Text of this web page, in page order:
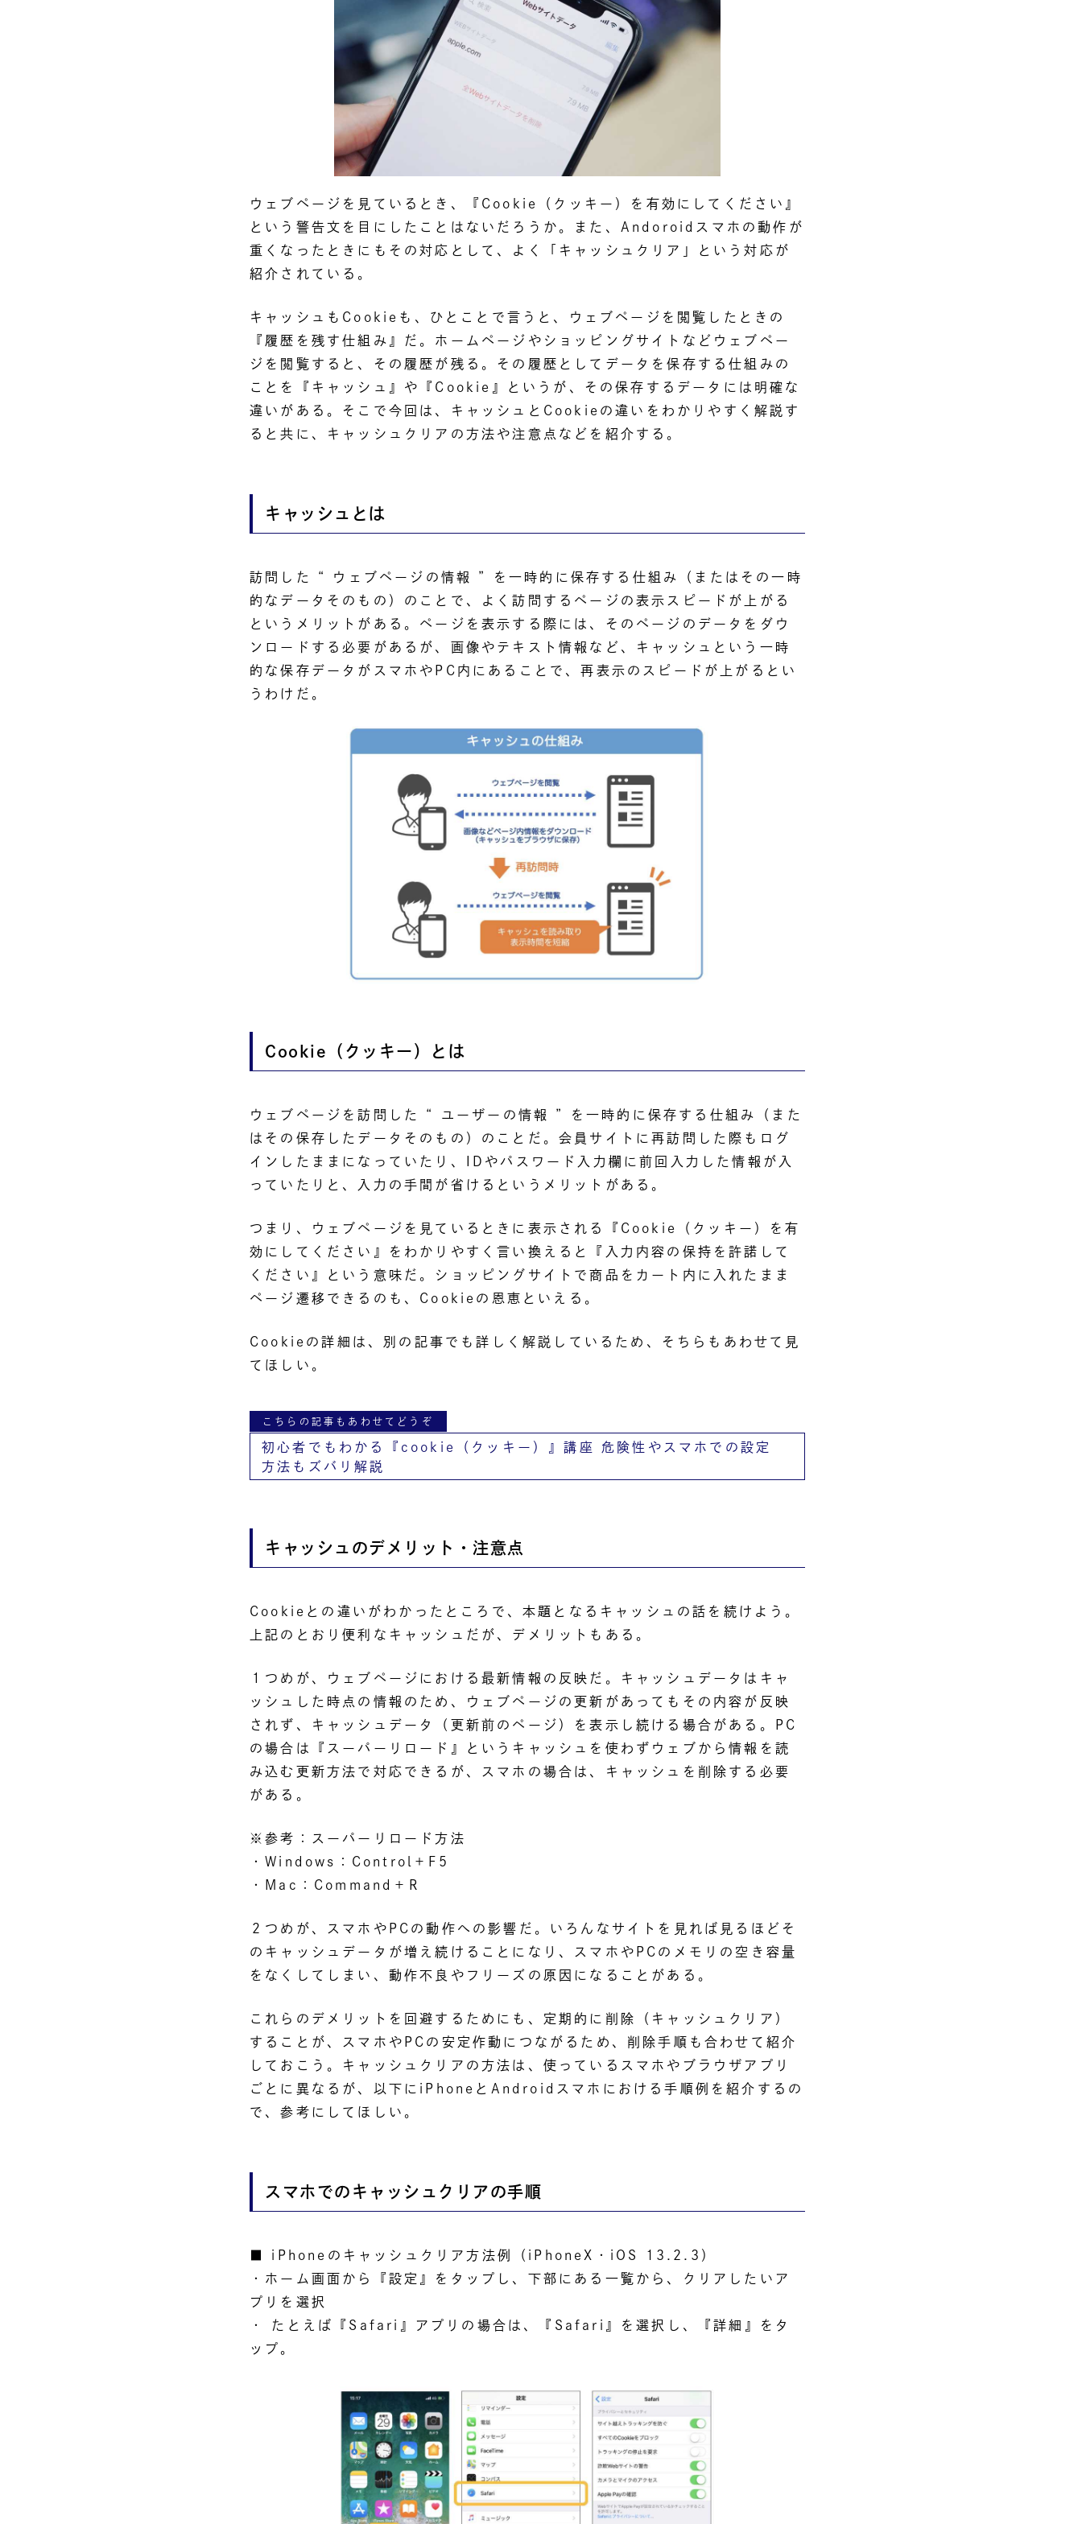
ウェブページを見ているとき、『Cookie（クッキー）を有効にしてください』
という警告文を目にしたことはないだろうか。また、Andoroidスマホの動作が
重くなったときにもその対応として、よく「キャッシュクリア」という対応が
紹介されている。
キャッシュもCookieも、ひとことで言うと、ウェブページを閲覧したときの
『履歴を残す仕組み』だ。ホームページやショッピングサイトなどウェブペー
ジを閲覧すると、その履歴が残る。その履歴としてデータを保存する仕組みの
ことを『キャッシュ』や『Cookie』というが、その保存するデータには明確な
違いがある。そこで今回は、キャッシュとCookieの違いをわかりやすく解説す
ると共に、キャッシュクリアの方法や注意点などを紹介する。
キャッシュとは
訪問した “ ウェブページの情報 ” を一時的に保存する仕組み（またはその一時
的なデータそのもの）のことで、よく訪問するページの表示スピードが上がる
というメリットがある。ページを表示する際には、そのページのデータをダウ
ンロードする必要があるが、画像やテキスト情報など、キャッシュという一時
的な保存データがスマホやPC内にあることで、再表示のスピードが上がるとい
うわけだ。
Cookie（クッキー）とは
ウェブページを訪問した “ ユーザーの情報 ” を一時的に保存する仕組み（また
はその保存したデータそのもの）のことだ。会員サイトに再訪問した際もログ
インしたままになっていたり、IDやパスワード入力欄に前回入力した情報が入
っていたりと、入力の手間が省けるというメリットがある。
つまり、ウェブページを見ているときに表示される『Cookie（クッキー）を有
効にしてください』をわかりやすく言い換えると『入力内容の保持を許諾して
ください』という意味だ。ショッピングサイトで商品をカート内に入れたまま
ページ遷移できるのも、Cookieの恩恵といえる。
Cookieの詳細は、別の記事でも詳しく解説しているため、そちらもあわせて見
てほしい。
こちらの記事もあわせてどうぞ
初心者でもわかる『cookie（クッキー）』講座 危険性やスマホでの設定
方法もズバリ解説
キャッシュのデメリット・注意点
Cookieとの違いがわかったところで、本題となるキャッシュの話を続けよう。
上記のとおり便利なキャッシュだが、デメリットもある。
１つめが、ウェブページにおける最新情報の反映だ。キャッシュデータはキャ
ッシュした時点の情報のため、ウェブページの更新があってもその内容が反映
されず、キャッシュデータ（更新前のページ）を表示し続ける場合がある。PC
の場合は『スーパーリロード』というキャッシュを使わずウェブから情報を読
み込む更新方法で対応できるが、スマホの場合は、キャッシュを削除する必要
がある。
※参考：スーパーリロード方法
・Windows：Control＋F5
・Mac：Command＋R
２つめが、スマホやPCの動作への影響だ。いろんなサイトを見れば見るほどそ
のキャッシュデータが増え続けることになり、スマホやPCのメモリの空き容量
をなくしてしまい、動作不良やフリーズの原因になることがある。
これらのデメリットを回避するためにも、定期的に削除（キャッシュクリア）
することが、スマホやPCの安定作動につながるため、削除手順も合わせて紹介
しておこう。キャッシュクリアの方法は、使っているスマホやブラウザアプリ
ごとに異なるが、以下にiPhoneとAndroidスマホにおける手順例を紹介するの
で、参考にしてほしい。
スマホでのキャッシュクリアの手順
■ iPhoneのキャッシュクリア方法例（iPhoneX・iOS 13.2.3）
・ホーム画面から『設定』をタップし、下部にある一覧から、クリアしたいア
プリを選択
・ たとえば『Safari』アプリの場合は、『Safari』を選択し、『詳細』をタ
ップ。